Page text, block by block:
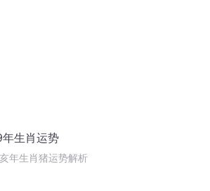
生肖运势
年生肖猪运势解析